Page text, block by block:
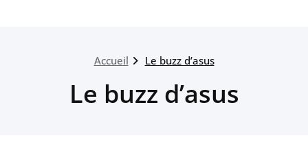
Accueil Le buzz d’asus
Le buzz d’asus